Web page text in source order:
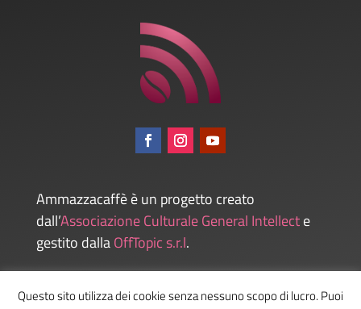
Ammazzacaffè è un progetto creato
dall’Associazione Culturale General Intellecte
gestito dallaOffTopic s.r.l.
Questo sito utilizza dei cookie senza nessuno scopo di lucro. Puoi